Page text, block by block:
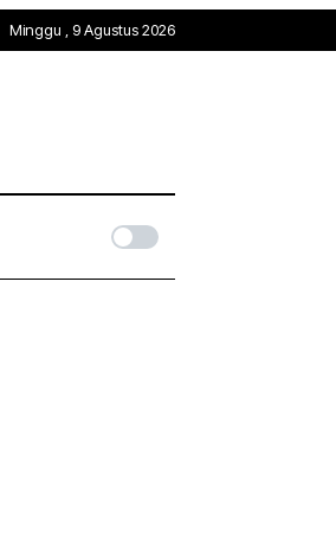
Minggu , 9 Agustus 2026